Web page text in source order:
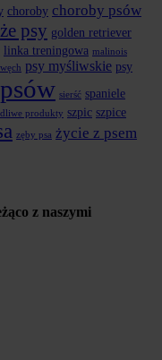
choroby choroby psów
psy golden retriever
linka treningowa malinois
psy myśliwskie psy
sierść spaniele
produkty szpic szpice
zęby psa życie z psem
z naszymi